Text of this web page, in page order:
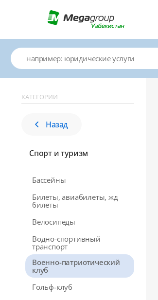
КАТЕГОРИИ
Назад
Спорт и туризм
Бассейны
Билеты, авиабилеты, жд
билеты
Велосипеды
Водно-спортивный
транспорт
Военно-патриотический
клуб
Гольф-клуб